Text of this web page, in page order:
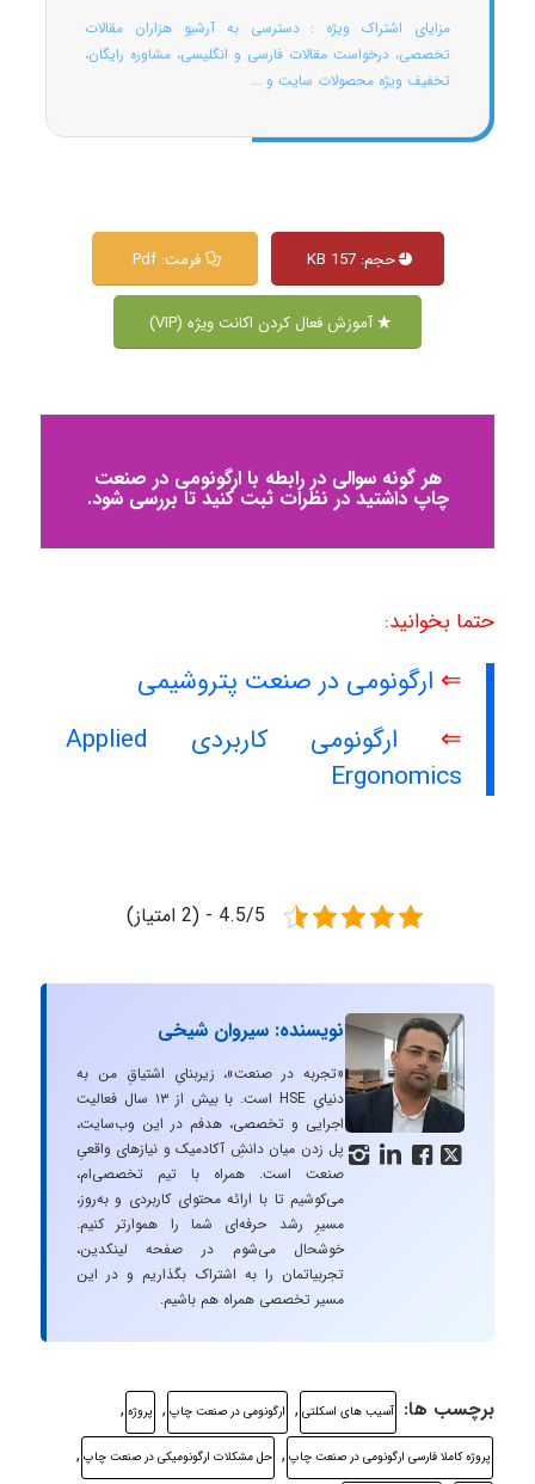
مزایای اشتراک ویژه : دسترسی به آرشیو هزاران مقالات
تخصصی، درخواست مقالات فارسی و انگلیسی، مشاوره رایگان،
تخفیف ویژه محصولات سایت و ...
حجم: 157 KB فرمت: Pdf
آموزش فعال کردن اکانت ویژه (VIP)
هر گونه سوالی در رابطه با ارگونومی در صنعت
چاپ داشتید در نظرات ثبت کنید تا بررسی شود.
حتما بخوانید:
⇐ ارگونومی در صنعت پتروشیمی
⇐
ارگونومی کاربردی Applied
Ergonomics
4.5/5 - (2 امتیاز)
   
نویسنده: سیروان شیخی
«تجربه در صنعت»، زیربنایِ اشتیاقِ من به
دنیایِ HSE است. با بیش از ۱۳ سال فعالیت
اجرایی و تخصصی، هدفم در این وب‌سایت،
پل زدن میان دانشِ آکادمیک و نیازهای واقعیِ
صنعت است. همراه با تیم تخصصی‌ام،
می‌کوشیم تا با ارائه محتوای کاربردی و به‌روز،
مسیرِ رشد حرفه‌ای شما را هموارتر کنیم.
خوشحال می‌شوم در صفحه لینکدین،
تجربیاتمان را به اشتراک بگذاریم و در این
مسیر تخصصی همراه هم باشیم.
برچسب ها: آسیب های اسکلتی , ارگونومی در صنعت چاپ , پروژه ,
پروژه کاملا فارسی ارگونومی در صنعت چاپ , حل مشکلات ارگونومیکی در صنعت چاپ ,